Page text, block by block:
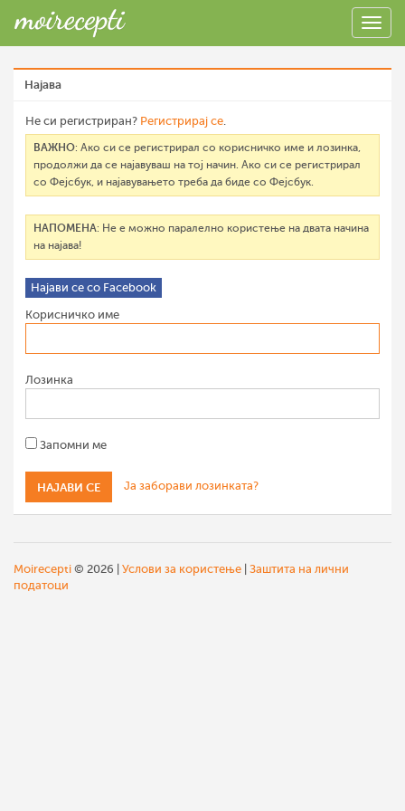
Најава
Не си регистриран? Регистрирај се.
ВАЖНО: Ако си се регистрирал со корисничко име и лозинка,
продолжи да се најавуваш на тој начин. Ако си се регистрирал
со Фејсбук, и најавувањето треба да биде со Фејсбук.
НАПОМЕНА: Не е можно паралелно користење на двата начина
на најава!
Најави се со Facebook
Корисничко име
Лозинка
Запомни ме
Ја заборави лозинката?
Moirecepti © 2026 | Услови за користење Заштита на лични
податоци